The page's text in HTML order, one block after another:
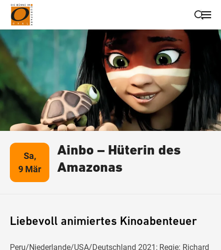
Suche schließen
Wegbeschreibung erhalten
Sa,
9 Mär
Ainbo – Hüterin des
Amazonas
Liebevoll animiertes Kinoabenteuer
Peru/Niederlande/USA/Deutschland 2021; Regie: Richard